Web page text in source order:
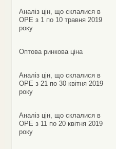
Аналіз цін, що склалися в
ОРЕ з 1 по 10 травня 2019
року
Оптова ринкова ціна
Аналіз цін, що склалися в
ОРЕ з 21 по 30 квітня 2019
року
Аналіз цін, що склалися в
ОРЕ з 11 по 20 квітня 2019
року